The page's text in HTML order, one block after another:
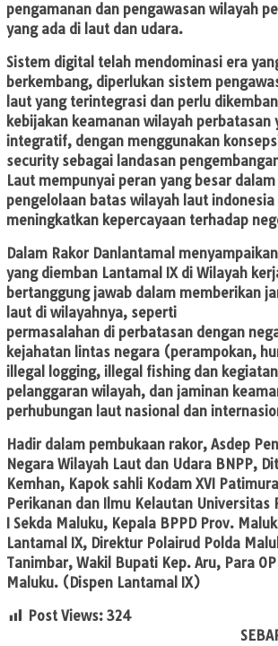
pengamanan dan pengawasan wilayah
yang ada di laut dan udara.
Sistem digital telah mendominasi era
berkembang, diperlukan sistem
laut yang terintegrasi dan perlu
kebijakan keamanan wilayah perbatasan
integratif, dengan menggunakan
security sebagai landasan
Laut mempunyai peran yang besar
pengelolaan batas wilayah laut
meningkatkan kepercayaan terhadap
Dalam Rakor Danlantamal
yang diemban Lantamal IX di Wilayah
bertanggung jawab dalam memberikan
laut di wilayahnya, seperti
permasalahan di perbatasan dengan
kejahatan lintas negara (perampokan,
illegal logging, illegal fishing dan
pelanggaran wilayah, dan jaminan
perhubungan laut nasional dan
Hadir dalam pembukaan rakor, Asdep
Negara Wilayah Laut dan Udara BNPP,
Kemhan, Kapok sahli Kodam XVI
Perikanan dan Ilmu Kelautan
I Sekda Maluku, Kepala BPPD Prov.
Lantamal IX, Direktur Polairud Polda
Tanimbar, Wakil Bupati Kep. Aru, Para
Maluku. (Dispen Lantamal IX)
Post Views: 324